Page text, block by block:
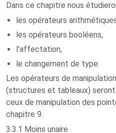
Dans ce chapitre nous
les opérateurs
les opérateurs booléens,
l'affectation,
le changement de type.
Les opérateurs de
(structures et tableaux)
ceux de manipulation des
chapitre 9.
3.3.1 Moins unaire